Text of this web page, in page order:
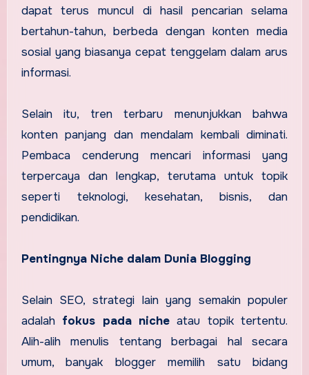
dapat terus muncul di hasil pencarian selama
bertahun-tahun, berbeda dengan konten media
sosial yang biasanya cepat tenggelam dalam arus
informasi.
Selain itu, tren terbaru menunjukkan bahwa
konten panjang dan mendalam kembali diminati.
Pembaca cenderung mencari informasi yang
terpercaya dan lengkap, terutama untuk topik
seperti teknologi, kesehatan, bisnis, dan
pendidikan.
Pentingnya Niche dalam Dunia Blogging
Selain SEO, strategi lain yang semakin populer
adalah fokus pada niche atau topik tertentu.
Alih-alih menulis tentang berbagai hal secara
umum, banyak blogger memilih satu bidang